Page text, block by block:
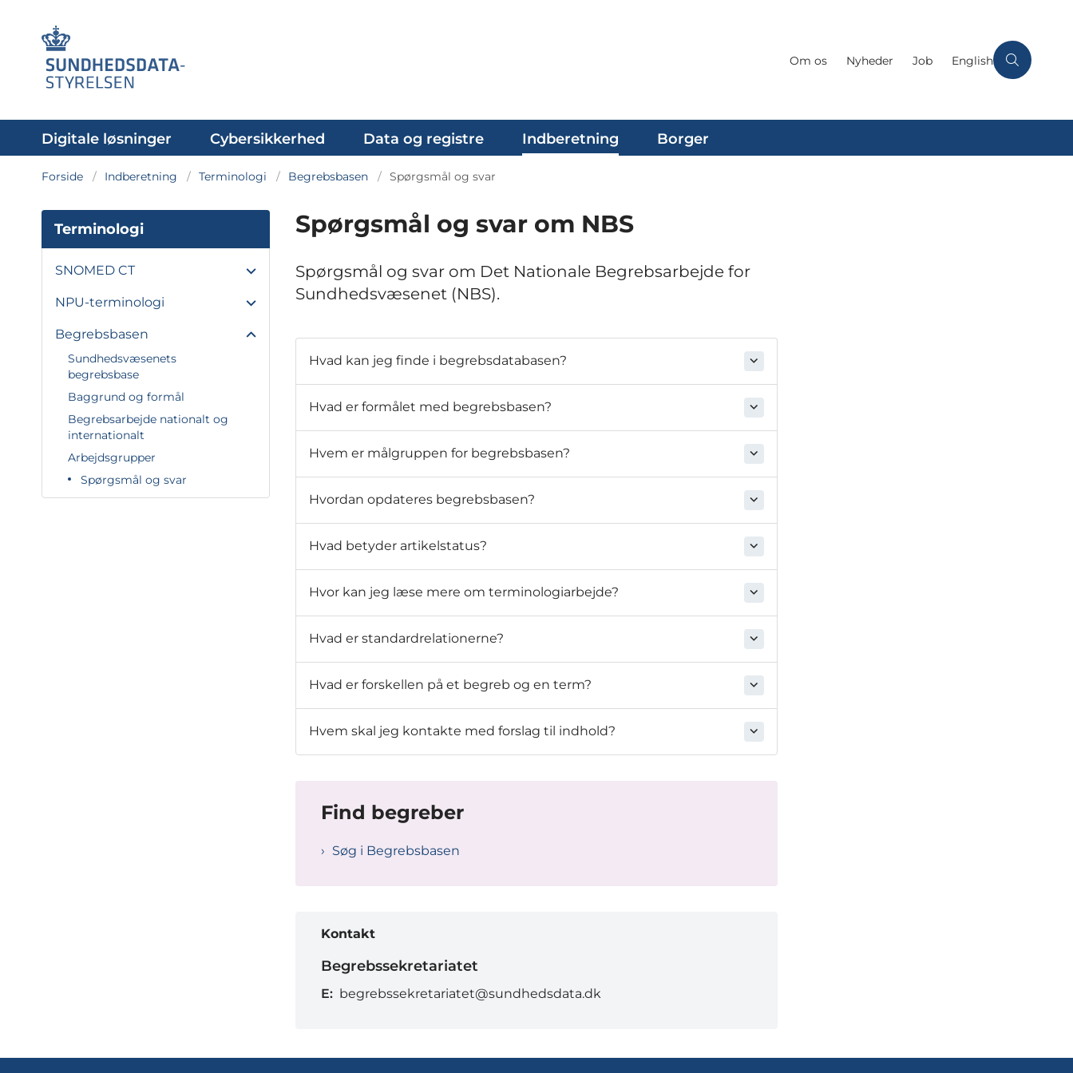
Om os Nyheder Job English
Digitale løsninger Cybersikkerhed Data og registre Indberetning Borger
Forside Indberetning Terminologi Begrebsbasen Spørgsmål og svar
Terminologi
SNOMED CT
NPU-terminologi
Begrebsbasen
Sundhedsvæsenets
begrebsbase
Baggrund og formål
Begrebsarbejde nationalt og
internationalt
Arbejdsgrupper
Spørgsmål og svar
Spørgsmål og svar om NBS
Spørgsmål og svar om Det Nationale Begrebsarbejde for
Sundhedsvæsenet (NBS).
Hvad kan jeg finde i begrebsdatabasen?
Hvad er formålet med begrebsbasen?
Hvem er målgruppen for begrebsbasen?
Hvordan opdateres begrebsbasen?
Hvad betyder artikelstatus?
Hvor kan jeg læse mere om terminologiarbejde?
Hvad er standardrelationerne?
Hvad er forskellen på et begreb og en term?
Hvem skal jeg kontakte med forslag til indhold?
Find begreber
Søg i Begrebsbasen
Kontakt
Begrebssekretariatet
E: begrebssekretariatet@sundhedsdata.dk